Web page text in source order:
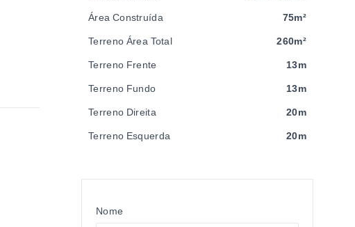
Área Construída 75m²
Terreno Área Total 260m²
Terreno Frente 13m
Terreno Fundo 13m
Terreno Direita 20m
Terreno Esquerda 20m
Nome